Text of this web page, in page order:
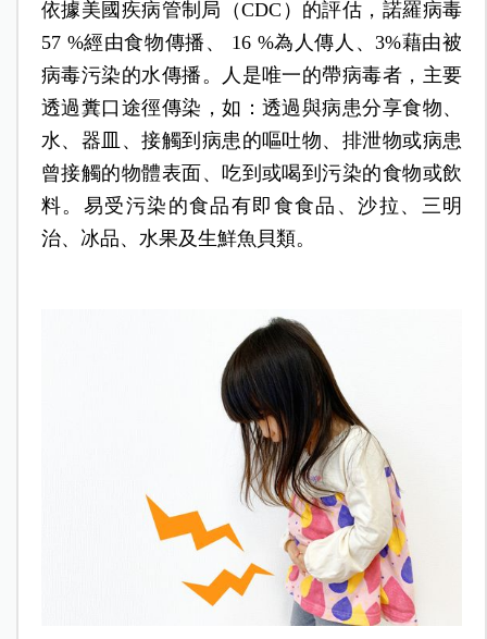
依據美國疾病管制局（CDC）的評估，諾羅病毒
57 %經由食物傳播、 16 %為人傳人、3%藉由被
病毒污染的水傳播。人是唯一的帶病毒者，主要
透過糞口途徑傳染，如：透過與病患分享食物、
水、器皿、接觸到病患的嘔吐物、排泄物或病患
曾接觸的物體表面、吃到或喝到污染的食物或飲
料。易受污染的食品有即食食品、沙拉、三明
治、冰品、水果及生鮮魚貝類。